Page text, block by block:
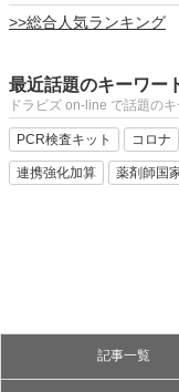
>>総合人気ランキング
最近話題のキーワー
ドラビズ on-line で話題の
PCR検査キット コロナ
連携強化加算 薬剤師国
記事一覧